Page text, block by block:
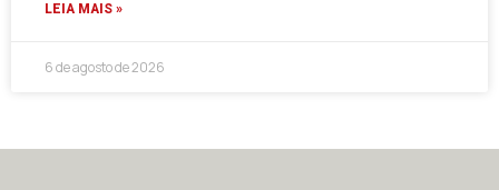
LEIA MAIS »
6 de agosto de 2026